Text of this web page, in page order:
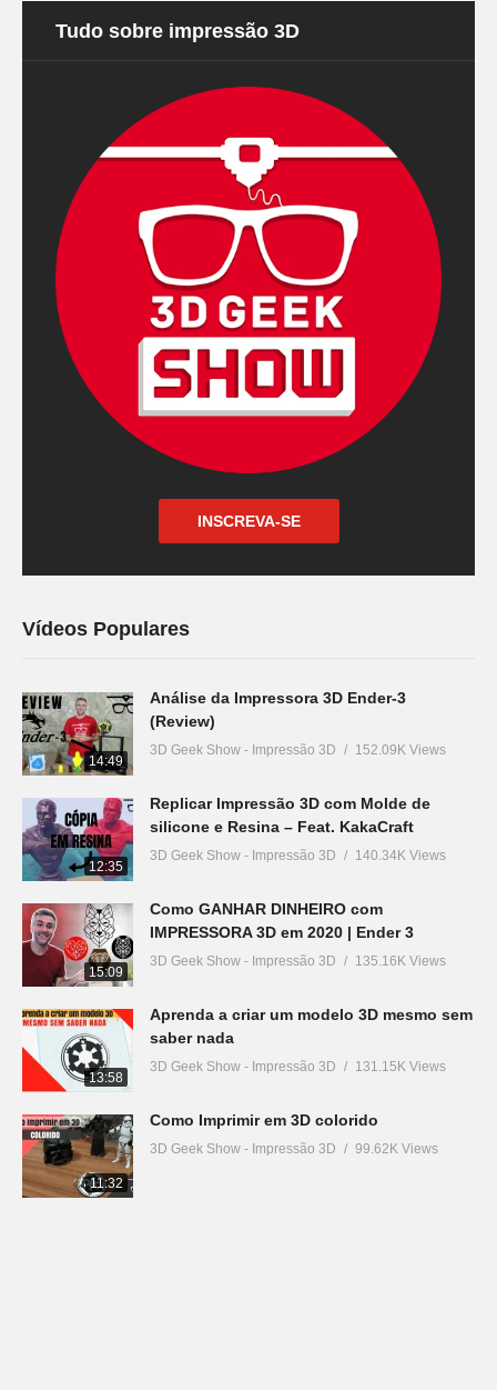
Tudo sobre impressão 3D
INSCREVA-SE
Vídeos Populares
14:49
Análise da Impressora 3D Ender-3
(Review)
3D Geek Show - Impressão 3D 152.09K Views
12:35
Replicar Impressão 3D com Molde de
silicone e Resina – Feat. KakaCraft
3D Geek Show - Impressão 3D 140.34K Views
15:09
Como GANHAR DINHEIRO com
IMPRESSORA 3D em 2020 | Ender 3
3D Geek Show - Impressão 3D 135.16K Views
13:58
Aprenda a criar um modelo 3D mesmo sem
saber nada
3D Geek Show - Impressão 3D 131.15K Views
11:32
Como Imprimir em 3D colorido
3D Geek Show - Impressão 3D 99.62K Views